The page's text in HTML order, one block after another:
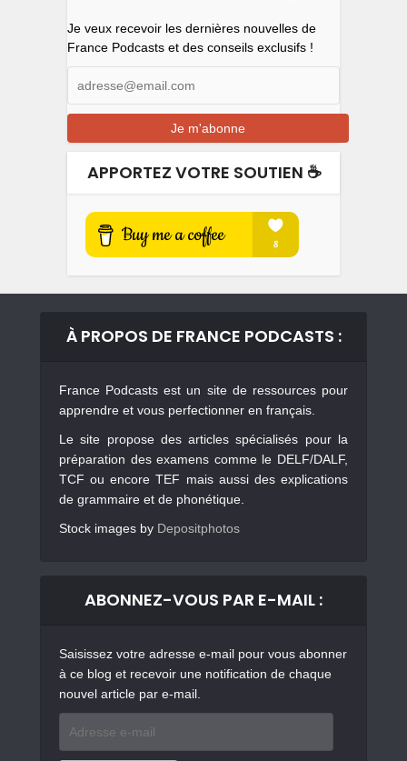
Je veux recevoir les dernières nouvelles de
France Podcasts et des conseils exclusifs !
APPORTEZ VOTRE SOUTIEN ☕️
À PROPOS DE FRANCE PODCASTS :
France Podcasts est un site de ressources pour
apprendre et vous perfectionner en français.
Le site propose des articles spécialisés pour la
préparation des examens comme le DELF/DALF,
TCF ou encore TEF mais aussi des explications
de grammaire et de phonétique.
Stock images by Depositphotos
ABONNEZ-VOUS PAR E-MAIL :
Saisissez votre adresse e-mail pour vous abonner
à ce blog et recevoir une notification de chaque
nouvel article par e-mail.